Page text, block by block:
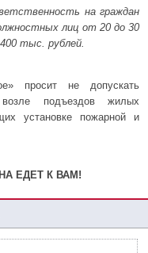
на граждан
лиц от 20 до 30
тыс. рублей.
просит не допускать
возле подъездов жилых
установке пожарной и
ЕДЕТ К ВАМ!